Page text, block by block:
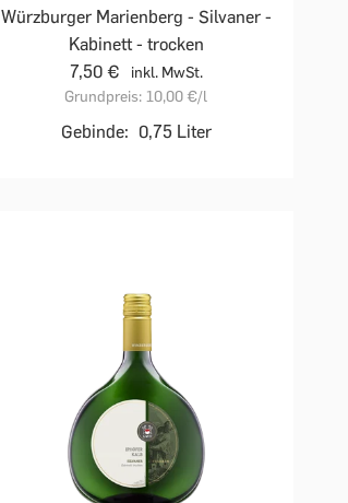
Würzburger Marienberg - Silvaner -
Kabinett - trocken
7,50 €
inkl. MwSt.
Grundpreis: 10,00 €/l
Gebinde: 0,75 Liter